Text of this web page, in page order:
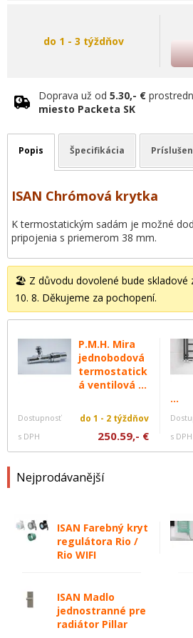
🏖️ Z důvodu dovolené bude skladové
10. 8. Děkujeme za pochopení.
P.M.H. Mira
jednobodová
termostatick
á ventilová ...
Dostupnosť do 1 - 2 týždňov
s DPH 250.59,- €
...
s DPH
Nejprodávanější
ISAN Farebný kryt
regulátora Rio /
Rio WIFI
ISAN Madlo
jednostranné pre
radiátor Pillar
do 1 - 3 týždňov
Doprava už od 5.30,- €
miesto Packeta SK
Popis Špecifikácia
ISAN Chrómová krytka
K termostatickým sadám je možné
pripojenia s priemerom 38 mm.